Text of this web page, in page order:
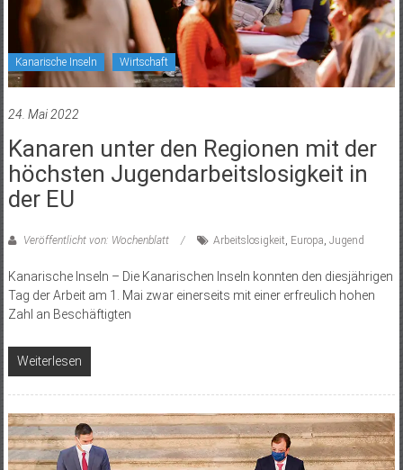
Kanarische Inseln Wirtschaft
24. Mai 2022
Kanaren unter den Regionen mit der
höchsten Jugendarbeitslosigkeit in
der EU
Veröffentlicht von: Wochenblatt Arbeitslosigkeit Europa Jugend
Kanarische Inseln – Die Kanarischen Inseln konnten den diesjährigen
Tag der Arbeit am 1. Mai zwar einerseits mit einer erfreulich hohen
Zahl an Beschäftigten
Weiterlesen